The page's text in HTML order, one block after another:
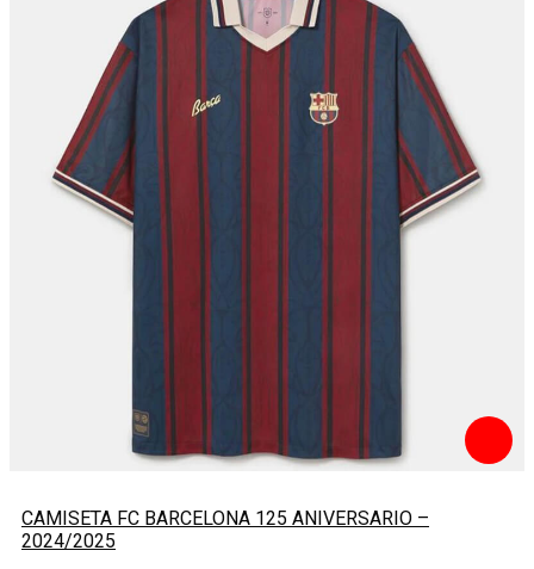
CAMISETA FC BARCELONA 125 ANIVERSARIO –
2024/2025